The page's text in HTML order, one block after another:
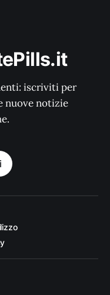
iscriviti per
nuove notizie